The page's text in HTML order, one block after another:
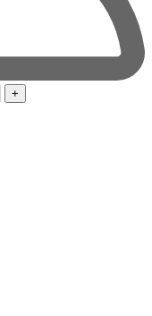
+